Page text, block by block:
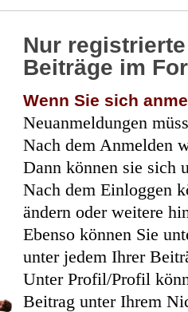
Nur
Beiträge im
Wenn Sie sich
Neuanmeldungen
Nach dem Anmelden
Dann können sie sich
Nach dem Einloggen
ändern oder weitere
Ebenso können Sie
unter jedem Ihrer
Unter Profil/Profil
Beitrag unter Ihrem